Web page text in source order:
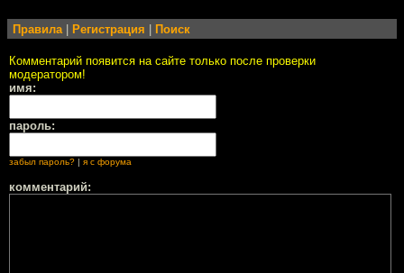
Правила| Регистрация Поиск
Комментарий появится на сайте только после проверки
модератором!
имя:
пароль:
забыл пароль? я с форума
комментарий: